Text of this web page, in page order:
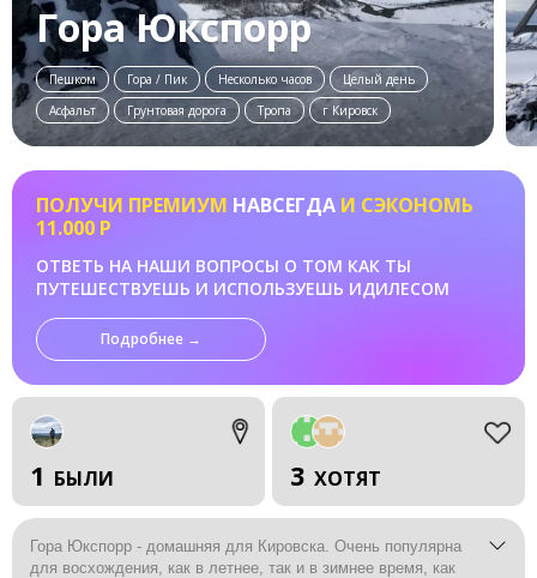
Гора Юкспорр
Пешком Гора / Пик Несколько часов
Целый день
Асфальт
Грунтовая дорога Тропа г Кировск
ПОЛУЧИ ПРЕМИУМ НАВСЕГДА И СЭКОНОМЬ
11.000 Р
ОТВЕТЬ НА НАШИ ВОПРОСЫ О ТОМ КАК ТЫ
ПУТЕШЕСТВУЕШЬ И ИСПОЛЬЗУЕШЬ ИДИЛЕСОМ
Подробнее →
1 БЫЛИ 3 ХОТЯТ
Гора Юкспорр - домашняя для Кировска. Очень популярна
для восхождения, как в летнее, так и в зимнее время, как